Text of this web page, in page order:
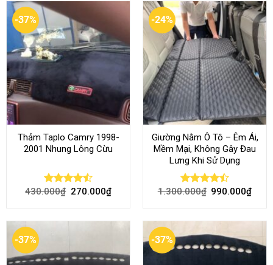
-37%
Thảm Taplo Camry 1998-
2001 Nhung Lông Cừu
Rated
430.000₫ 270.000₫
-24%
Giường Nằm Ô Tô – Êm Ái,
Mềm Mại, Không Gây Đau
Lưng Khi Sử Dụng
Rated
1.300.000₫ 990.000₫
-37% -37%